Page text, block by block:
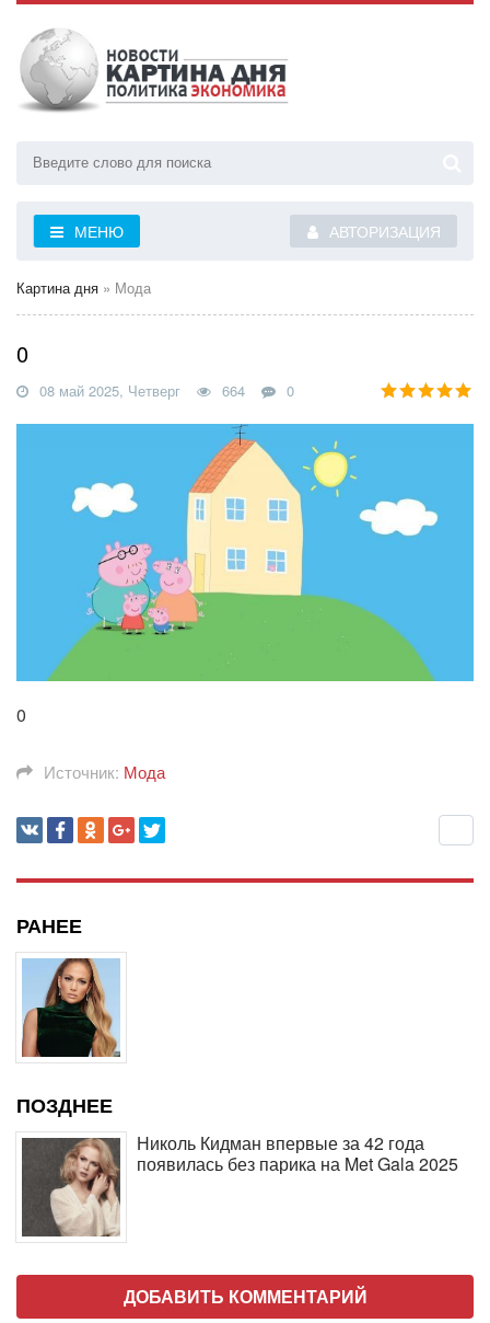
АВТОРИЗАЦИЯ
МЕНЮ
Картина дня » Мода
0
08 май 2025, Четверг 664 0
0
Источник: Мода
РАНЕЕ
ПОЗДНЕЕ
Николь Кидман впервые за 42 года
появилась без парика на Met Gala 2025
ДОБАВИТЬ КОММЕНТАРИЙ